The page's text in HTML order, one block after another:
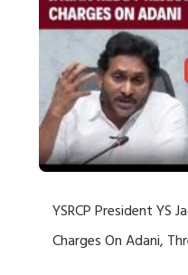
YSRCP President YS
Charges On Adani,